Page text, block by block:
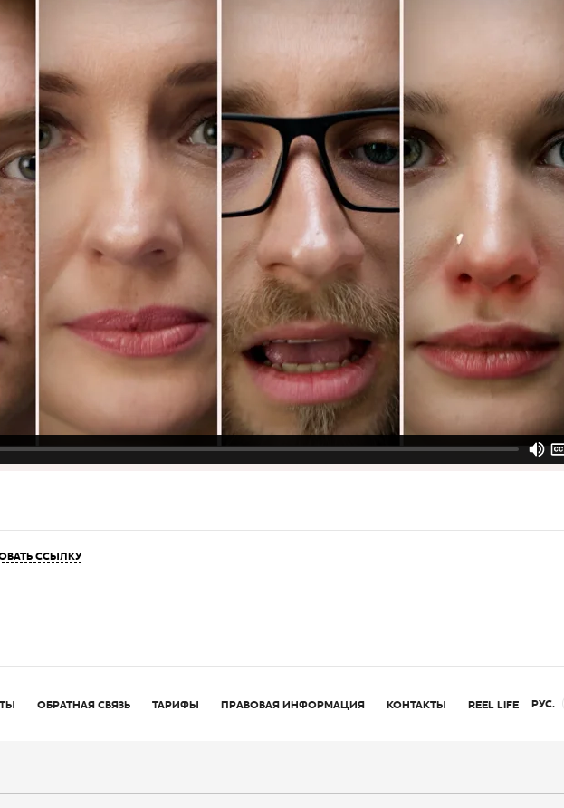
ССЫЛКУ
ОБРАТНАЯ СВЯЗЬ ТАРИФЫ ПРАВОВАЯ ИНФОРМАЦИЯ КОНТАКТЫ REEL LIFE РУС.